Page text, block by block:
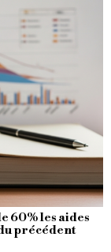
60% les aides
précédent